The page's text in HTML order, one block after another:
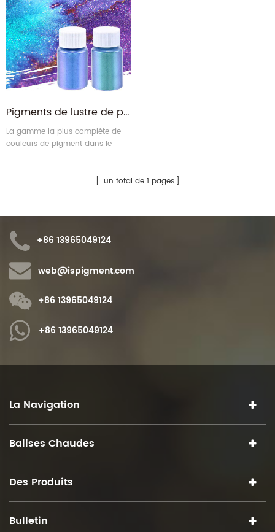
Pigments de lustre de perles de couleur pour la peinture
La gamme la plus complète de
couleurs de pigment dans le
un total de 1 pages
+86 13965049124
web@ispigment.com
+86 13965049124
+86 13965049124
La Navigation
Balises Chaudes
Des Produits
Bulletin